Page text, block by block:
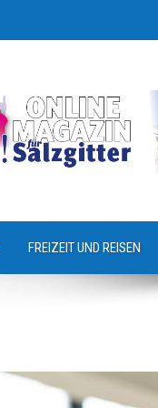
FREIZEIT UND REISEN